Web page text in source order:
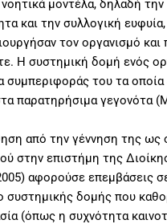
μοντέλα, δηλαδή την
και την συλλογική
τον οργανισμό και
Η συστημική δομή ενός
συμπεριφοράς του τα οποία
παρατηρήσιμα γεγονότα
από την γέννηση της ως
στην επιστήμη της
αφορούσε επεμβάσεις
συστημικής δομής που
(όπως η συχνότητα